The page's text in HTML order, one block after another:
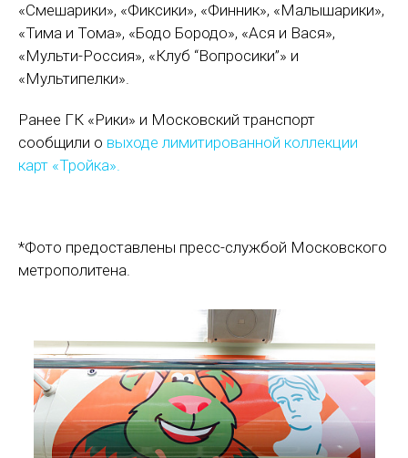
«Смешарики», «Фиксики», «Финник», «Малышарики»,
«Тима и Тома», «Бодо Бородо», «Ася и Вася»,
«Мульти-Россия», «Клуб “Вопросики”» и
«Мультипелки».
Ранее ГК «Рики» и Московский транспорт
сообщили о выходе лимитированной коллекции
карт «Тройка».
*Фото предоставлены пресс-службой Московского
метрополитена.